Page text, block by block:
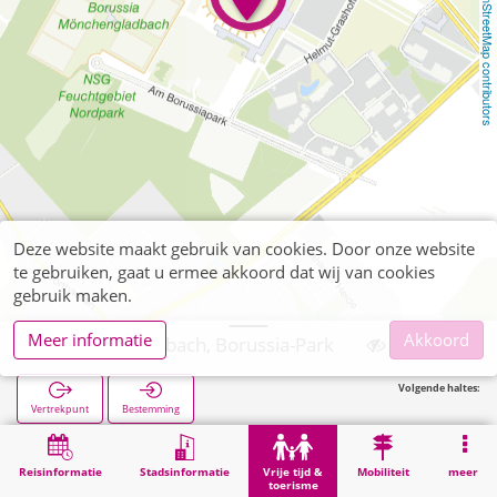
OpenStreetMap contributors
Reisinformatie Stadsinformatie
Vrije tijd &
toerisme
Mobiliteit meer
Mönchengladbach, Borussia-Park
Vertrekpunt Bestemming
Volgende haltes:
Vrije tijd & toerisme Mönchengladbach, Borussia-Park
Deze website maakt gebruik van cookies. Door onze website
te gebruiken, gaat u ermee akkoord dat wij van cookies
gebruik maken.
Meer informatie
Akkoord